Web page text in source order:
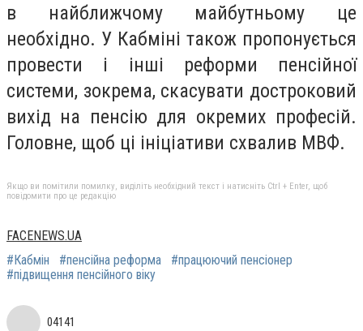
в найближчому майбутньому це
необхідно. У Кабміні також пропонується
провести і інші реформи пенсійної
системи, зокрема, скасувати достроковий
вихід на пенсію для окремих професій.
Головне, щоб ці ініціативи схвалив МВФ.
Якщо ви помітили помилку, виділіть необхідний текст і натисніть Ctrl + Enter, щоб
повідомити про це редакцію
FACENEWS.UA
#Кабмін
#пенсійна реформа
#працюючий пенсіонер
#підвищення пенсійного віку
04141